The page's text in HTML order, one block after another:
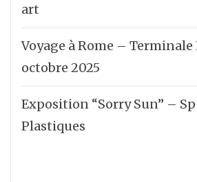
art
Voyage à Rome – Terminale
octobre 2025
Exposition “Sorry Sun” –
Plastiques